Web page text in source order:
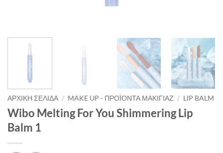
ΑΡΧΙΚΉ ΣΕΛΊΔΑ / MAKE UP - ΠΡΟΪΌΝΤΑ ΜΑΚΙΓΙΆΖ / LIP BALM
Wibo Melting For You Shimmering Lip
Balm 1